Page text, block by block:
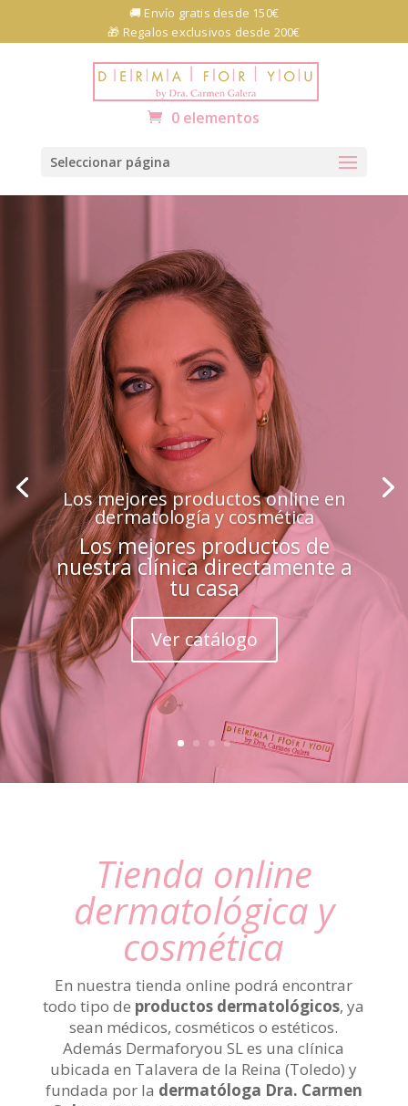
Abrir barra de herramientas
🚚 Envío gratis desde 150€
🎁 Regalos exclusivos desde 200€
0 elementos
Seleccionar página
Los mejores productos online en
dermatología y cosmética
Los mejores productos de
nuestra clínica directamente a
tu casa
Ver catálogo
Tienda online
dermatológica y
cosmética
En nuestra tienda online podrá encontrar
todo tipo de productos dermatológicos, ya
sean médicos, cosméticos o estéticos.
Además Dermaforyou SL es una clínica
ubicada en Talavera de la Reina (Toledo) y
fundada por la dermatóloga Dra. Carmen